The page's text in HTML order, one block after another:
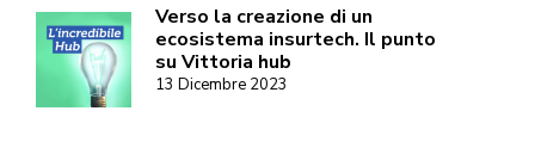
Verso la creazione di un
ecosistema insurtech. Il punto
su Vittoria hub
13 Dicembre 2023